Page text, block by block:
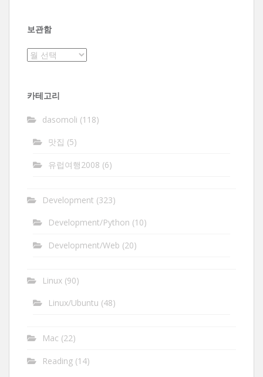
보관함
보
카테고리
dasomoli (118)
맛집 (5)
유럽여행2008 (6)
Development (323)
Development/Python (10)
Development/Web (20)
Linux (90)
Linux/Ubuntu (48)
Mac (22)
Reading (14)